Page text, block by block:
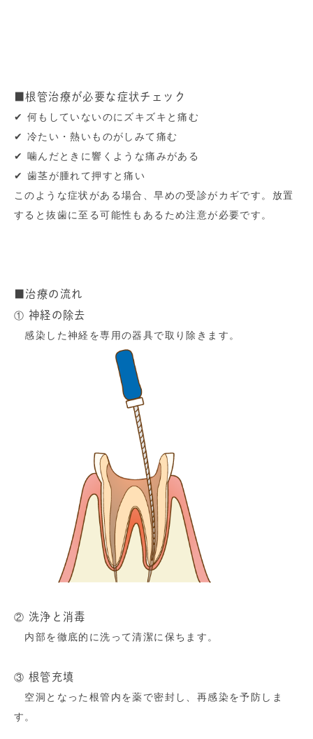
■根管治療が必要な症状チェック
✔ 何もしていないのにズキズキと痛む
✔ 冷たい・熱いものがしみて痛む
✔ 噛んだときに響くような痛みがある
✔ 歯茎が腫れて押すと痛い
このような症状がある場合、早めの受診がカギです。放置
すると抜歯に至る可能性もあるため注意が必要です。
■治療の流れ
① 神経の除去
感染した神経を専用の器具で取り除きます。
② 洗浄と消毒
内部を徹底的に洗って清潔に保ちます。
③ 根管充填
空洞となった根管内を薬で密封し、再感染を予防しま
す。